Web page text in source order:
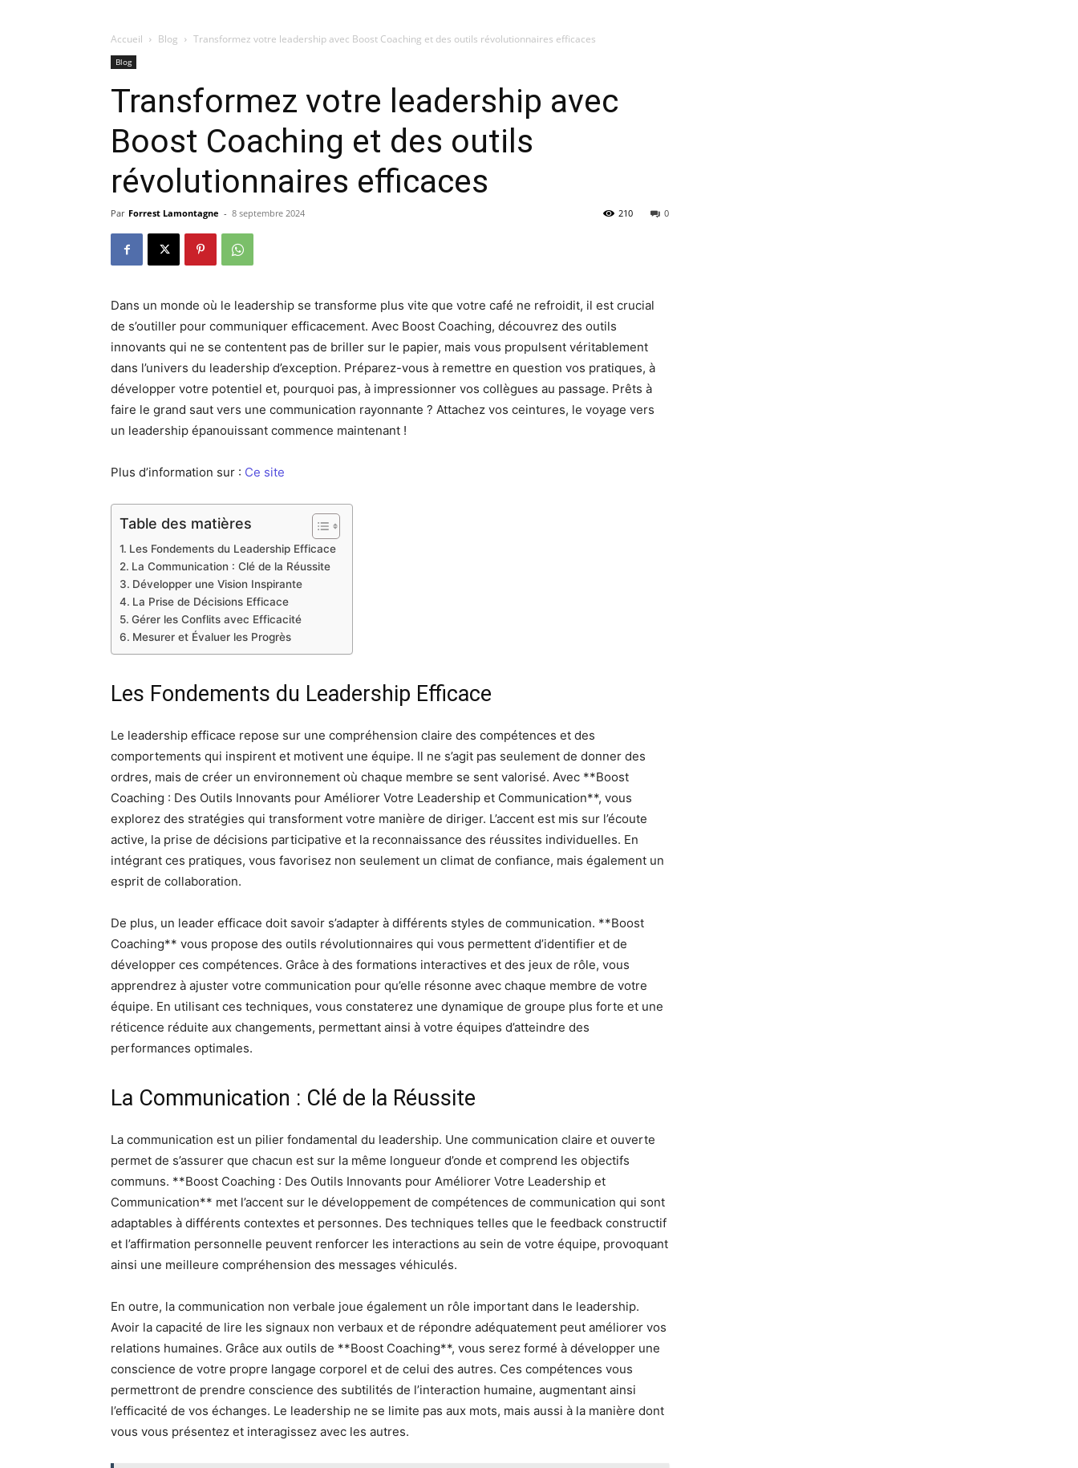
Accueil Blog Transformez votre leadership avec Boost Coaching et des outils révolutionnaires efficaces
Blog
Transformez votre leadership avec
Boost Coaching et des outils
révolutionnaires efficaces
Par Forrest Lamontagne - 8 septembre 2024 0
210
Dans un monde où le leadership se transforme plus vite que votre café ne refroidit, il est crucial
de s’outiller pour communiquer efficacement. Avec Boost Coaching, découvrez des outils
innovants qui ne se contentent pas de briller sur le papier, mais vous propulsent véritablement
dans l’univers du leadership d’exception. Préparez-vous à remettre en question vos pratiques, à
développer votre potentiel et, pourquoi pas, à impressionner vos collègues au passage. Prêts à
faire le grand saut vers une communication rayonnante ? Attachez vos ceintures, le voyage vers
un leadership épanouissant commence maintenant !
Plus d’information sur : Ce site
Table des matières
Les Fondements du Leadership Efficace
La Communication : Clé de la Réussite
Développer une Vision Inspirante
La Prise de Décisions Efficace
Gérer les Conflits avec Efficacité
Mesurer et Évaluer les Progrès
Les Fondements du Leadership Efficace
Le leadership efficace repose sur une compréhension claire des compétences et des
comportements qui inspirent et motivent une équipe. Il ne s’agit pas seulement de donner des
ordres, mais de créer un environnement où chaque membre se sent valorisé. Avec **Boost
Coaching : Des Outils Innovants pour Améliorer Votre Leadership et Communication**, vous
explorez des stratégies qui transforment votre manière de diriger. L’accent est mis sur l’écoute
active, la prise de décisions participative et la reconnaissance des réussites individuelles. En
intégrant ces pratiques, vous favorisez non seulement un climat de confiance, mais également un
esprit de collaboration.
De plus, un leader efficace doit savoir s’adapter à différents styles de communication. **Boost
Coaching** vous propose des outils révolutionnaires qui vous permettent d’identifier et de
développer ces compétences. Grâce à des formations interactives et des jeux de rôle, vous
apprendrez à ajuster votre communication pour qu’elle résonne avec chaque membre de votre
équipe. En utilisant ces techniques, vous constaterez une dynamique de groupe plus forte et une
réticence réduite aux changements, permettant ainsi à votre équipes d’atteindre des
performances optimales.
La Communication : Clé de la Réussite
La communication est un pilier fondamental du leadership. Une communication claire et ouverte
permet de s’assurer que chacun est sur la même longueur d’onde et comprend les objectifs
communs. **Boost Coaching : Des Outils Innovants pour Améliorer Votre Leadership et
Communication** met l’accent sur le développement de compétences de communication qui sont
adaptables à différents contextes et personnes. Des techniques telles que le feedback constructif
et l’affirmation personnelle peuvent renforcer les interactions au sein de votre équipe, provoquant
ainsi une meilleure compréhension des messages véhiculés.
En outre, la communication non verbale joue également un rôle important dans le leadership.
Avoir la capacité de lire les signaux non verbaux et de répondre adéquatement peut améliorer vos
relations humaines. Grâce aux outils de **Boost Coaching**, vous serez formé à développer une
conscience de votre propre langage corporel et de celui des autres. Ces compétences vous
permettront de prendre conscience des subtilités de l’interaction humaine, augmentant ainsi
l’efficacité de vos échanges. Le leadership ne se limite pas aux mots, mais aussi à la manière dont
vous vous présentez et interagissez avec les autres.